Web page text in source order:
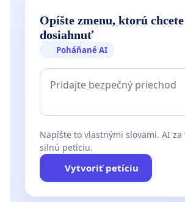
Opíšte zmenu, ktorú chcete
dosiahnuť
Poháňané AI
Napíšte to vlastnými slovami. AI
silnú petíciu.
Vytvoriť petíciu